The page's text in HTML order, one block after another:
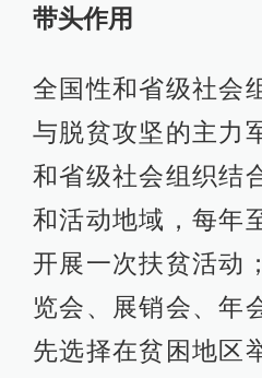
带头作用
全国性和省级社会
与脱贫攻坚的主力
和省级社会组织结
和活动地域，每年
开展一次扶贫活动
览会、展销会、年
先选择在贫困地区